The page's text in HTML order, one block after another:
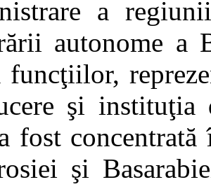
a
autonome a
funcţiilor,
şi instituţia
fost
şi